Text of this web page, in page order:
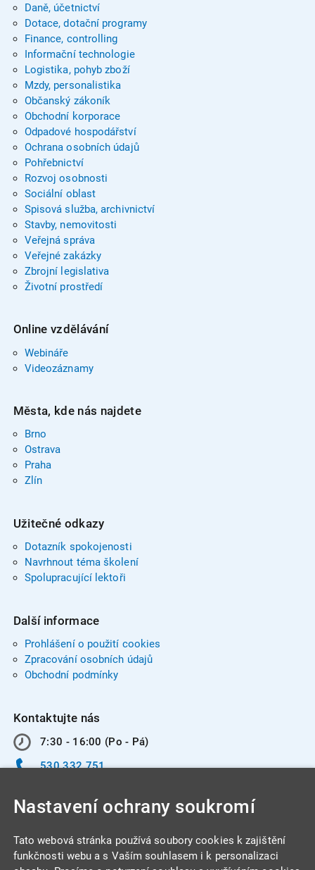
Daně, účetnictví
Dotace, dotační programy
Finance, controlling
Informační technologie
Logistika, pohyb zboží
Mzdy, personalistika
Občanský zákoník
Obchodní korporace
Odpadové hospodářství
Ochrana osobních údajů
Pohřebnictví
Rozvoj osobnosti
Sociální oblast
Spisová služba, archivnictví
Stavby, nemovitosti
Veřejná správa
Veřejné zakázky
Zbrojní legislativa
Životní prostředí
Online vzdělávání
Webináře
Videozáznamy
Města, kde nás najdete
Brno
Ostrava
Praha
Zlín
Užitečné odkazy
Dotazník spokojenosti
Navrhnout téma školení
Spolupracující lektoři
Další informace
Prohlášení o použití cookies
Zpracování osobních údajů
Obchodní podmínky
Kontaktujte nás
7:30 - 16:00 (Po - Pá)
530 332 751
Nastavení ochrany soukromí
Tato webová stránka používá soubory cookies k zajištění
funkčnosti webu a s Vaším souhlasem i k personalizaci